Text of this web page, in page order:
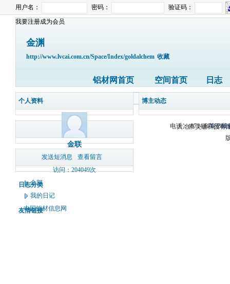
用户名： 密码：
验证码：
我要注册成为会员
金渊
http://www.lvcai.com.cn/Space/Index/goldalchem 收藏
铝材网首页 空间首页 日志
个人资料
金联
发送短消息
查看留言
访问：204049次
日志分类
全部
我的日记
友情链接
中国铝材信息网
博主动态
关于我
电话：(0714)8765286
大冶市灵通科技有